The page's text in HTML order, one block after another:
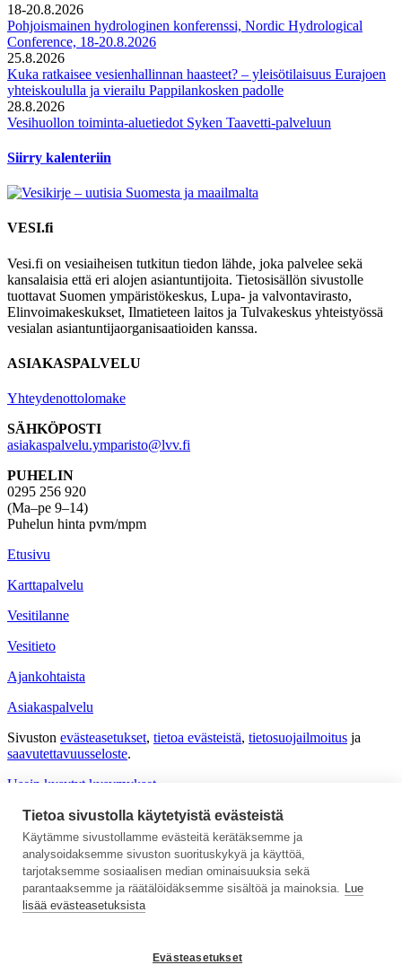
18-20.8.2026
Pohjoismainen hydrologinen konferenssi, Nordic Hydrological
Conference, 18-20.8.2026
25.8.2026
Kuka ratkaisee vesienhallinnan haasteet? – yleisötilaisuus Eurajoen
yhteiskoululla ja vierailu Pappilankosken padolle
28.8.2026
Vesihuollon toiminta-aluetiedot Syken Taavetti-palveluun
Siirry kalenteriin
VESI.fi
Vesi.fi on vesiaiheisen tutkitun tiedon lähde, joka palvelee sekä
kansalaisia että eri alojen asiantuntijoita. Tietosisällön sivustolle
tuottavat Suomen ympäristökeskus, Lupa- ja valvontavirasto,
Elinvoimakeskukset, Ilmatieteen laitos ja Tulvakeskus yhteistyössä
vesialan asiantuntijaorganisaatioiden kanssa.
ASIAKASPALVELU
Yhteydenottolomake
SÄHKÖPOSTI
asiakaspalvelu.ymparisto@lvv.fi
PUHELIN
0295 256 920
(Ma–pe 9–14)
Puhelun hinta pvm/mpm
Etusivu
Karttapalvelu
Vesitilanne
Vesitieto
Ajankohtaista
Asiakaspalvelu
Sivuston evästeasetukset, tietoa evästeistä, tietosuojailmoitus ja
saavutettavuus­seloste.
Usein kysytyt kysymykset
Anna palautetta
Asiantuntijan työpöytä
Medialle
Tietoa sivustolla käytetyistä evästeistä
Käytämme sivustollamme evästeitä kerätäksemme ja
analysoidaksemme sivuston suorituskykyä ja käyttöä,
tarjotaksemme sosiaalisen median ominaisuuksia sekä
parantaaksemme ja räätälöidäksemme sisältöä ja mainoksia. Lue
lisää evästeasetuksista
Evästeasetukset